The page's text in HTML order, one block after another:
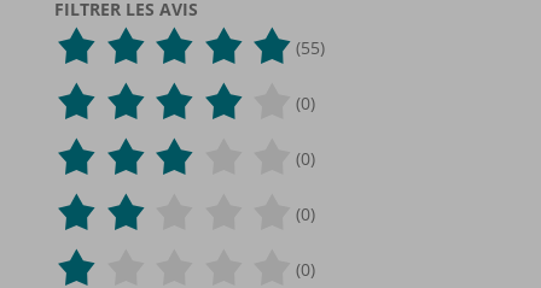
FILTRER LES AVIS
(55)
(0)
(0)
(0)
(0)